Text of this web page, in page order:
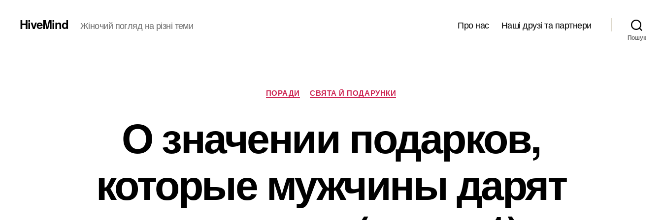
HiveMind Жіночий погляд на різні теми Про нас Наші друзі та партнери
Пошук
Категорії
ПОРАДИ СВЯТА Й ПОДАРУНКИ
О значении подарков,
которые мужчины дарят